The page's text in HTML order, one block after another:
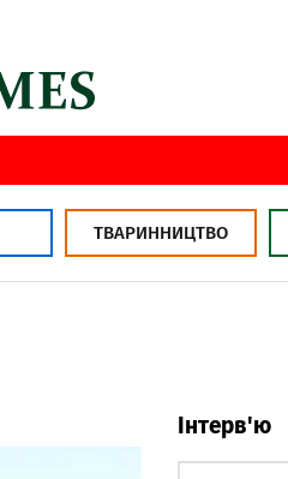
ТВАРИННИЦТВО
Інтерв'ю